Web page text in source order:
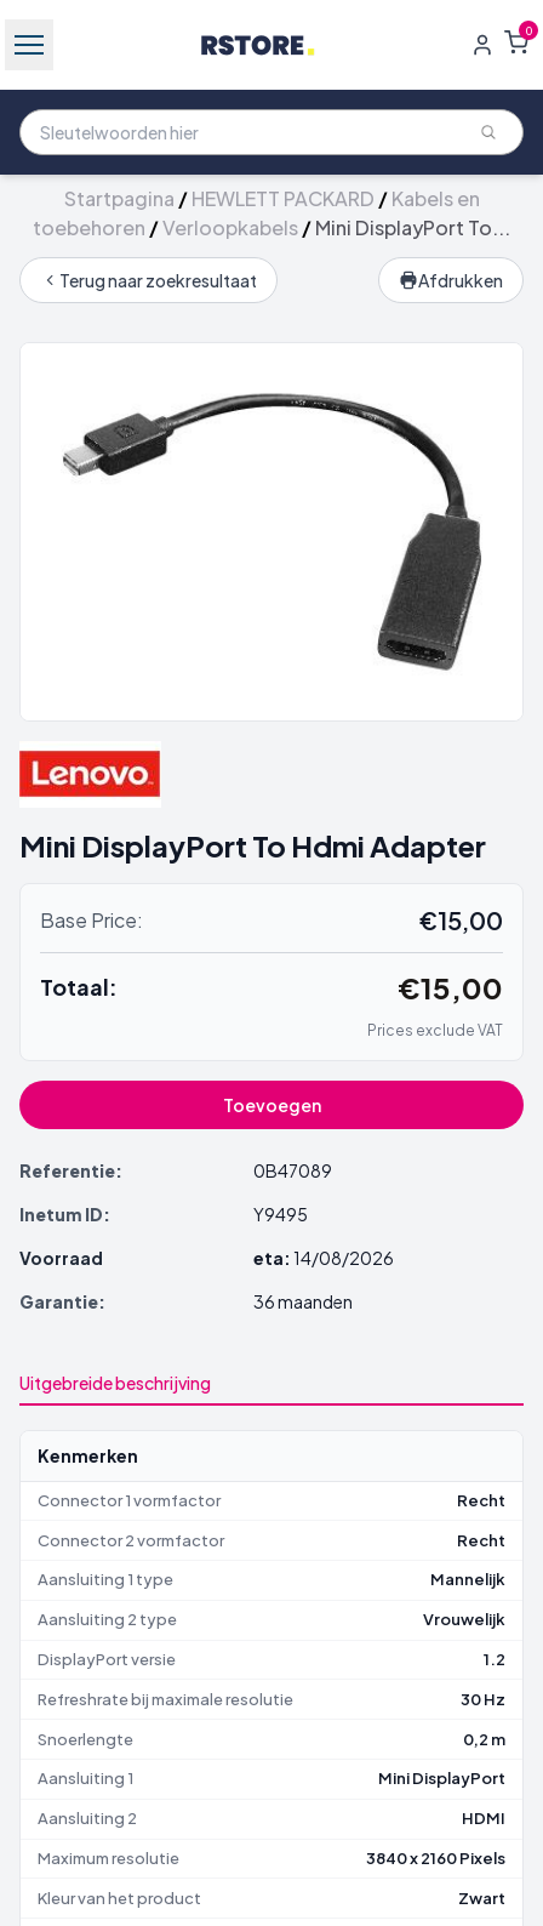
0
Startpagina /HEWLETT PACKARD /Kabels en
toebehoren /Verloopkabels/Mini DisplayPort To...
Terug naar zoekresultaat Afdrukken
Mini DisplayPort To Hdmi Adapter
Base Price: €15,00
Totaal: €15,00
Prices exclude VAT
Toevoegen
Referentie:
0B47089
Inetum ID:
Y9495
Voorraad
eta: 14/08/2026
Garantie:
36 maanden
Uitgebreide beschrijving
Kenmerken
Connector 1 vormfactor Recht
Connector 2 vormfactor Recht
Aansluiting 1 type Mannelijk
Aansluiting 2 type Vrouwelijk
DisplayPort versie 1.2
Refreshrate bij maximale resolutie 30 Hz
Snoerlengte 0,2 m
Aansluiting 1 Mini DisplayPort
Aansluiting 2 HDMI
Maximum resolutie 3840 x 2160 Pixels
Kleur van het product Zwart